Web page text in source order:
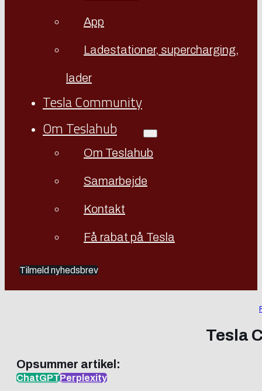
App
Ladestationer, supercharging,
lader
Tesla Community
Om Teslahub
Om Teslahub
Samarbejde
Kontakt
Få rabat på Tesla
Tilmeld nyhedsbrev
Tesla
Opsummer artikel:
ChatGPTPerplexity